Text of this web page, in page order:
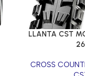
LLANTA CST
CROSS